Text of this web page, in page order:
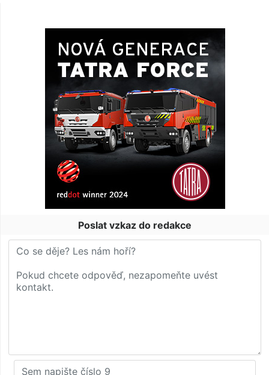
Poslat vzkaz do redakce